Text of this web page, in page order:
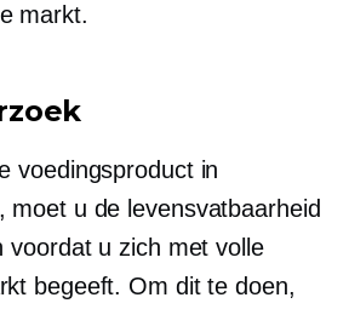
markt.
voedingsproduct in
moet u de levensvatbaarheid
voordat u zich met volle
begeeft. Om dit te doen,